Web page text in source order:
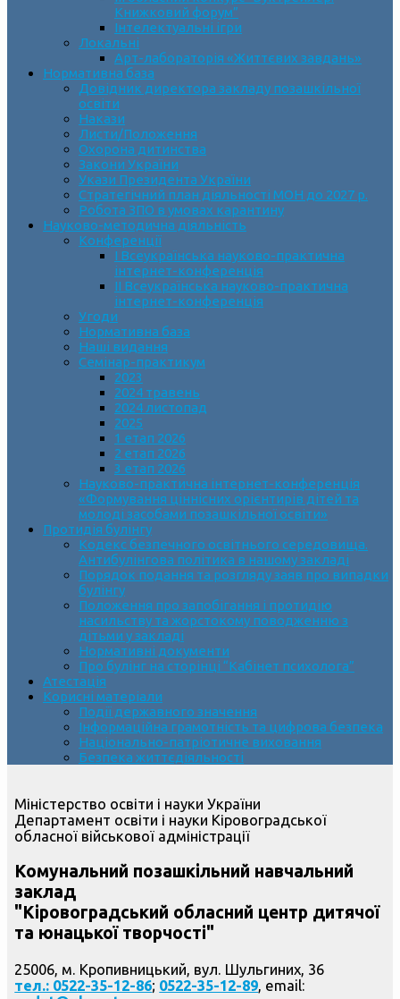
Книжковий форум”
Інтелектуальні ігри
Локальні
Арт-лабораторія «Життєвих завдань»
Нормативна база
Довідник директора закладу позашкільної
освіти
Накази
Листи/Положення
Охорона дитинства
Закони України
Укази Президента України
Стратегічний план діяльності МОН до 2027 р.
Робота ЗПО в умовах карантину
Науково-методична діяльність
Конференції
І Всеукраїнська науково-практична
інтернет-конференція
ІІ Всеукраїнська науково-практична
інтернет-конференція
Угоди
Нормативна база
Наші видання
Семінар-практикум
2023
2024 травень
2024 листопад
2025
1 етап 2026
2 етап 2026
3 етап 2026
Науково-практична інтернет-конференція
«Формування ціннісних орієнтирів дітей та
молоді засобами позашкільної освіти»
Протидія булінгу
Кодекс безпечного освітнього середовища.
Антибулінгова політика в нашому закладі
Порядок подання та розгляду заяв про випадки
булінгу
Положення про запобігання і протидію
насильству та жорстокому поводженню з
дітьми у закладі
Нормативні документи
Про булінг на сторінці “Кабінет психолога”
Атестація
Корисні матеріали
Події державного значення
Інформаційна грамотність та цифрова безпека
Національно-патріотичне виховання
Безпека життєдіяльності
Міністерство освіти і науки України
Департамент освіти і науки Кіровоградської
обласної військової адміністрації
Комунальний позашкільний навчальний
заклад
"Кіровоградський обласний центр дитячої
та юнацької творчості"
25006, м. Кропивницький, вул. Шульгиних, 36
тел.: 0522-35-12-86; 0522-35-12-89, email: